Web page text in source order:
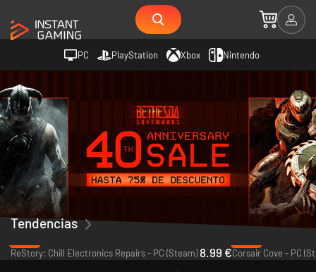
PC PlayStation Xbox Nintendo
Tendencias
ReStory: Chill Electronics Repairs - PC (Steam)8.99 €Corsair Cove - PC